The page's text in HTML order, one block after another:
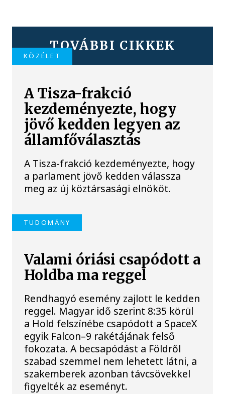
TOVÁBBI CIKKEK
KÖZÉLET
A Tisza-frakció
kezdeményezte, hogy
jövő kedden legyen az
államfőválasztás
A Tisza-frakció kezdeményezte, hogy
a parlament jövő kedden válassza
meg az új köztársasági elnököt.
TUDOMÁNY
Valami óriási csapódott a
Holdba ma reggel
Rendhagyó esemény zajlott le kedden
reggel. Magyar idő szerint 8:35 körül
a Hold felszínébe csapódott a SpaceX
egyik Falcon–9 rakétájának felső
fokozata. A becsapódást a Földről
szabad szemmel nem lehetett látni, a
szakemberek azonban távcsövekkel
figyelték az eseményt.